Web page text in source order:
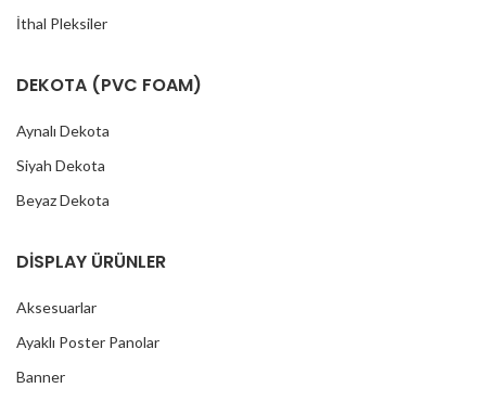
İthal Pleksiler
DEKOTA (PVC FOAM)
Aynalı Dekota
Siyah Dekota
Beyaz Dekota
DİSPLAY ÜRÜNLER
Aksesuarlar
Ayaklı Poster Panolar
Banner